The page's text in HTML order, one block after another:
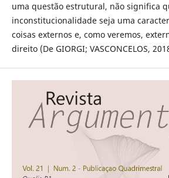
uma questão estrutural, não significa
inconstitucionalidade seja uma
coisas externos e, como veremos,
direito (De GIORGI; VASCONCELOS,